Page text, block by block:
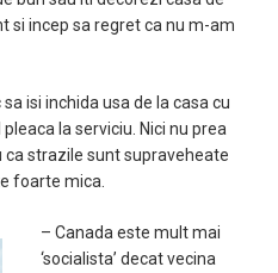
si incep sa regret ca nu m-am
isi inchida usa de la casa cu
la serviciu. Nici nu prea
ca strazile sunt supraveheate
foarte mica.
– Canada este mult mai
‘socialista’ decat vecina